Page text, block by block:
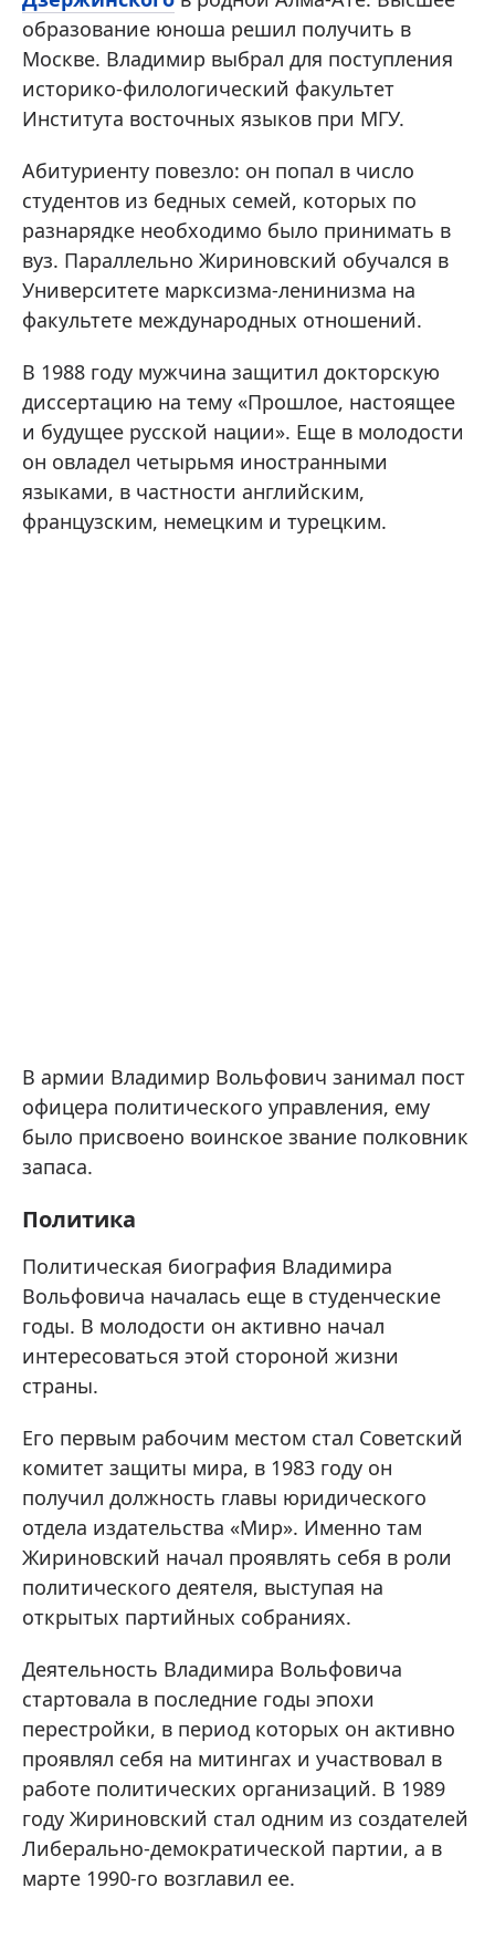
образование юноша решил получить в
Москве. Владимир выбрал для поступления
историко-филологический факультет
Института восточных языков при МГУ.
Абитуриенту повезло: он попал в число
студентов из бедных семей, которых по
разнарядке необходимо было принимать в
вуз. Параллельно Жириновский обучался в
Университете марксизма-ленинизма на
факультете международных отношений.
В 1988 году мужчина защитил докторскую
диссертацию на тему «Прошлое, настоящее
и будущее русской нации». Еще в молодости
он овладел четырьмя иностранными
языками, в частности английским,
французским, немецким и турецким.
В армии Владимир Вольфович занимал пост
офицера политического управления, ему
было присвоено воинское звание полковник
запаса.
Политика
Политическая биография Владимира
Вольфовича началась еще в студенческие
годы. В молодости он активно начал
интересоваться этой стороной жизни
страны.
Его первым рабочим местом стал Советский
комитет защиты мира, в 1983 году он
получил должность главы юридического
отдела издательства «Мир». Именно там
Жириновский начал проявлять себя в роли
политического деятеля, выступая на
открытых партийных собраниях.
Деятельность Владимира Вольфовича
стартовала в последние годы эпохи
перестройки, в период которых он активно
проявлял себя на митингах и участвовал в
работе политических организаций. В 1989
году Жириновский стал одним из создателей
Либерально-демократической партии, а в
марте 1990-го возглавил ее.